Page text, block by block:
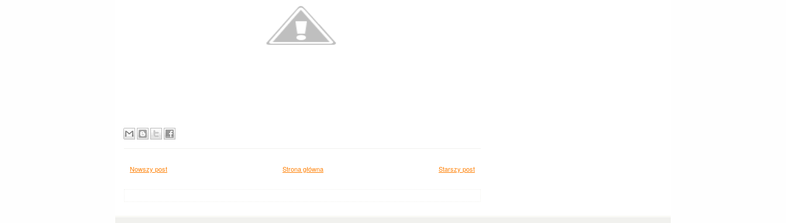
Nowszy post Starszy post
Strona główna